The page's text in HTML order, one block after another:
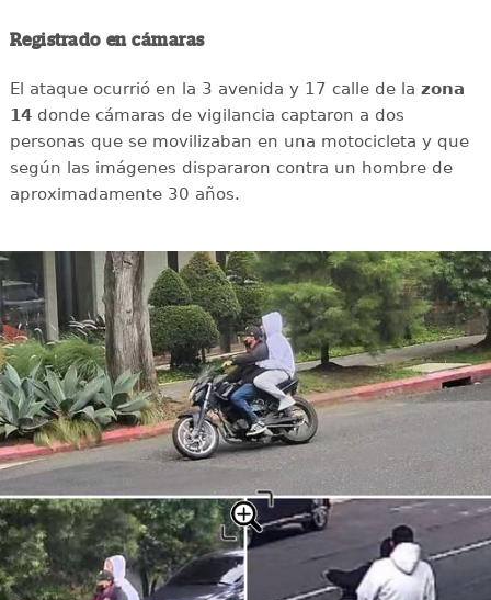
Registrado en cámaras
El ataque ocurrió en la 3 avenida y 17 calle de la zona
14donde cámaras de vigilancia captaron a dos
personas que se movilizaban en una motocicleta y que
según las imágenes dispararon contra un hombre de
aproximadamente 30 años.